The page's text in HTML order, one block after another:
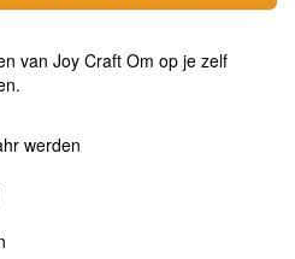
van Joy Craft Om op je zelf
werden